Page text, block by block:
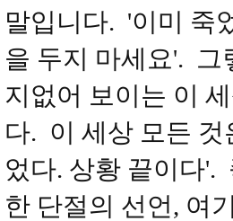
말입니다. '이미 죽
을 두지 마세요'. 그
지없어 보이는 이
다. 이 세상 모든
었다. 상황 끝이다'.
한 단절의 선언, 여